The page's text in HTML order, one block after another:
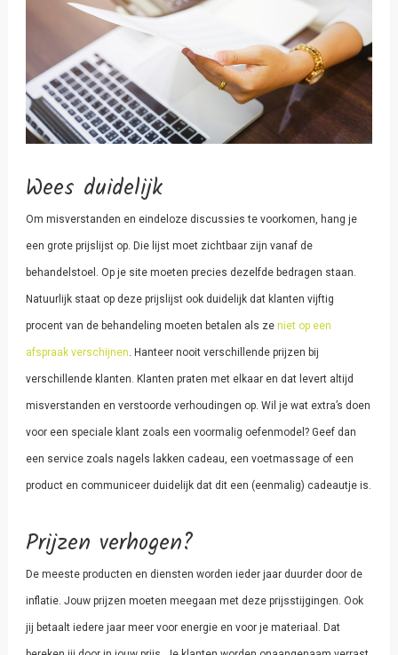
Wees duidelijk
Om misverstanden en eindeloze discussies te voorkomen, hang je
een grote prijslijst op. Die lijst moet zichtbaar zijn vanaf de
behandelstoel. Op je site moeten precies dezelfde bedragen staan.
Natuurlijk staat op deze prijslijst ook duidelijk dat klanten vijftig
procent van de behandeling moeten betalen als ze niet op een
afspraak verschijnen. Hanteer nooit verschillende prijzen bij
verschillende klanten. Klanten praten met elkaar en dat levert altijd
misverstanden en verstoorde verhoudingen op. Wil je wat extra’s doen
voor een speciale klant zoals een voormalig oefenmodel? Geef dan
een service zoals nagels lakken cadeau, een voetmassage of een
product en communiceer duidelijk dat dit een (eenmalig) cadeautje is.
Prijzen verhogen?
De meeste producten en diensten worden ieder jaar duurder door de
inflatie. Jouw prijzen moeten meegaan met deze prijsstijgingen. Ook
jij betaalt iedere jaar meer voor energie en voor je materiaal. Dat